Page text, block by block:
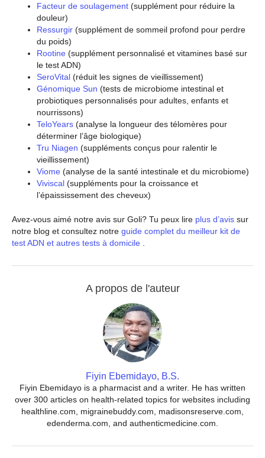
Facteur de soulagement (supplément pour réduire la
douleur)
Ressurgir (supplément de sommeil profond pour perdre
du poids)
Rootine (supplément personnalisé et vitamines basé sur
le test ADN)
SeroVital (réduit les signes de vieillissement)
Génomique Sun (tests de microbiome intestinal et
probiotiques personnalisés pour adultes, enfants et
nourrissons)
TeloYears (analyse la longueur des télomères pour
déterminer l’âge biologique)
Tru Niagen (suppléments conçus pour ralentir le
vieillissement)
Viome (analyse de la santé intestinale et du microbiome)
Viviscal (suppléments pour la croissance et
l’épaississement des cheveux)
Avez-vous aimé notre avis sur Goli? Tu peux lire plus d’avis sur
notre blog et consultez notre guide complet du meilleur kit de
test ADN et autres tests à domicile .
A propos de l'auteur
Fiyin Ebemidayo, B.S.
Fiyin Ebemidayo is a pharmacist and a writer. He has written
over 300 articles on health-related topics for websites including
healthline.com, migrainebuddy.com, madisonsreserve.com,
edenderma.com, and authenticmedicine.com.